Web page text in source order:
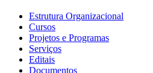
Estrutura Organizacional
Cursos
Projetos e Programas
Serviços
Editais
Documentos